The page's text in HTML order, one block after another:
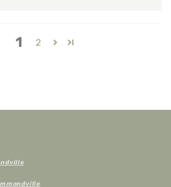
1 2